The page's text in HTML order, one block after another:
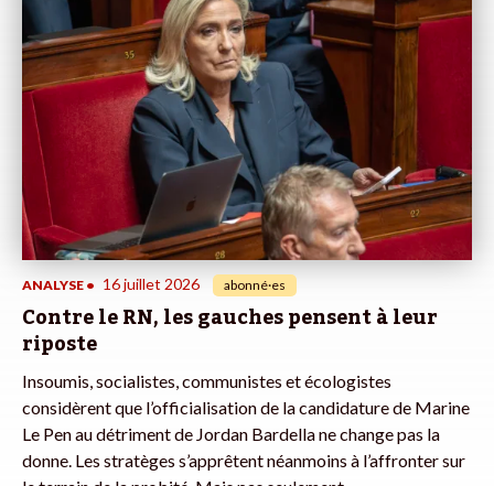
ANALYSE • 16 juillet 2026 abonné·es
Contre le RN, les gauches pensent à leur
riposte
Insoumis, socialistes, communistes et écologistes
considèrent que l’officialisation de la candidature de Marine
Le Pen au détriment de Jordan Bardella ne change pas la
donne. Les stratèges s’apprêtent néanmoins à l’affronter sur